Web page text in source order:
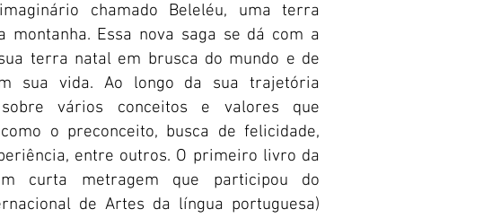
chamado Beleléu, uma terra
Essa nova saga se dá com a
terra natal em brusca do mundo e de
sua vida. Ao longo da sua trajetória
vários conceitos e valores que
o preconceito, busca de felicidade,
entre outros. O primeiro livro da
curta metragem que participou do
de Artes da língua portuguesa)